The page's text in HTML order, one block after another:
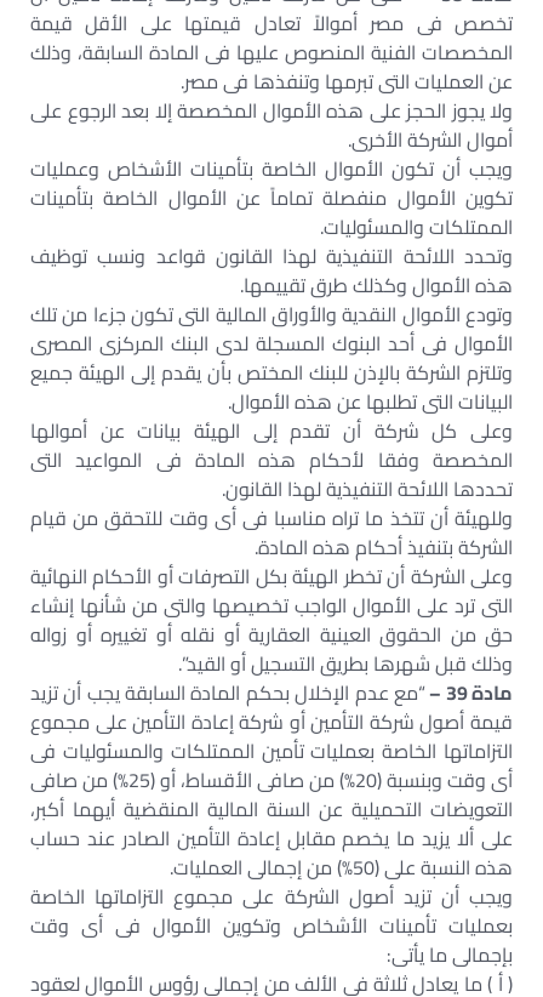
تخصص فى مصر أموالاً تعادل قيمتها على الأقل قيمة
المخصصات الفنية المنصوص عليها فى المادة السابقة، وذلك
عن العمليات التى تبرمها وتنفذها فى مصر.
ولا يجوز الحجز على هذه الأموال المخصصة إلا بعد الرجوع على
أموال الشركة الأخرى.
ويجب أن تكون الأموال الخاصة بتأمينات الأشخاص وعمليات
تكوين الأموال منفصلة تماماً عن الأموال الخاصة بتأمينات
الممتلكات والمسئوليات.
وتحدد اللائحة التنفيذية لهذا القانون قواعد ونسب توظيف
هذه الأموال وكذلك طرق تقييمها.
وتودع الأموال النقدية والأوراق المالية التى تكون جزءا من تلك
الأموال فى أحد البنوك المسجلة لدى البنك المركزى المصرى
وتلتزم الشركة بالإذن للبنك المختص بأن يقدم إلى الهيئة جميع
البيانات التى تطلبها عن هذه الأموال.
وعلى كل شركة أن تقدم إلى الهيئة بيانات عن أموالها
المخصصة وفقا لأحكام هذه المادة فى المواعيد التى
تحددها اللائحة التنفيذية لهذا القانون.
وللهيئة أن تتخذ ما تراه مناسبا فى أى وقت للتحقق من قيام
الشركة بتنفيذ أحكام هذه المادة.
وعلى الشركة أن تخطر الهيئة بكل التصرفات أو الأحكام النهائية
التى ترد على الأموال الواجب تخصيصها والتى من شأنها إنشاء
حق من الحقوق العينية العقارية أو نقله أو تغييره أو زواله
وذلك قبل شهرها بطريق التسجيل أو القيد”.
مادة 39 –
“مع عدم الإخلال بحكم المادة السابقة يجب أن تزيد
قيمة أصول شركة التأمين أو شركة إعادة التأمين على مجموع
التزاماتها الخاصة بعمليات تأمين الممتلكات والمسئوليات فى
أى وقت وبنسبة (20%) من صافى الأقساط، أو (25%) من صافى
التعويضات التحميلية عن السنة المالية المنقضية أيهما أكبر،
على ألا يزيد ما يخصم مقابل إعادة التأمين الصادر عند حساب
هذه النسبة على (50%) من إجمالى العمليات.
ويجب أن تزيد أصول الشركة على مجموع التزاماتها الخاصة
بعمليات تأمينات الأشخاص وتكوين الأموال فى أى وقت
بإجمالى ما يأتى:
( أ ) ما يعادل ثلاثة فى الألف من إجمالى رؤوس الأموال لعقود